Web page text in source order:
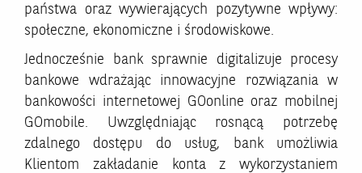
państwa oraz wywierających pozytywne wpływy:
społeczne, ekonomiczne i środowiskowe.
Jednocześnie bank sprawnie digitalizuje procesy
bankowe wdrażając innowacyjne rozwiązania w
bankowości internetowej GOonline oraz mobilnej
GOmobile. Uwzględniając rosnącą potrzebę
zdalnego dostępu do usług, bank umożliwia
Klientom zakładanie konta z wykorzystaniem